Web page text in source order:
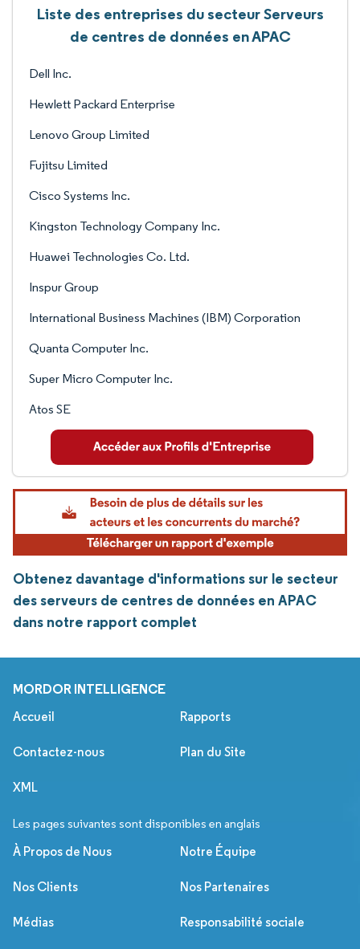
Liste des entreprises du secteur Serveurs
de centres de données en APAC
Dell Inc.
Hewlett Packard Enterprise
Lenovo Group Limited
Fujitsu Limited
Cisco Systems Inc.
Kingston Technology Company Inc.
Huawei Technologies Co. Ltd.
Inspur Group
International Business Machines (IBM) Corporation
Quanta Computer Inc.
Super Micro Computer Inc.
Atos SE
Obtenez davantage d'informations sur le secteur
des serveurs de centres de données en APAC
dans notre rapport complet
MORDOR INTELLIGENCE
Accueil Rapports
Contactez-nous Plan du Site
XML
Les pages suivantes sont disponibles en anglais
À Propos de Nous Notre Équipe
Nos Clients Nos Partenaires
Médias Responsabilité sociale